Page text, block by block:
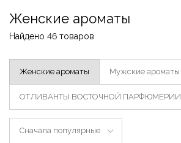
Женские ароматы
Найдено 46 товаров
Женские ароматы Мужские ароматы
ОТЛИВАНТЫ ВОСТОЧНОЙ ПАРФЮМЕРИИ
Сначала популярные